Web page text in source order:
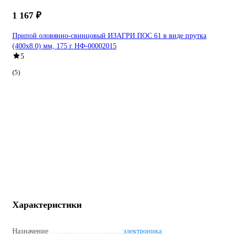
1 167 ₽
Припой оловянно-свинцовый ИЗАГРИ ПОС 61 в виде прутка
(400x8.0) мм, 175 г НФ-00002015
5
(5)
Характеристики
Назначение
электроника